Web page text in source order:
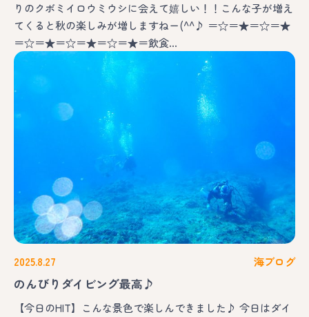
りのクボミイロウミウシに会えて嬉しい！！こんな子が増え
てくると秋の楽しみが増しますねー(^^♪ ＝☆＝★＝☆＝★
＝☆＝★＝☆＝★＝☆＝★＝飲食…
2025.8.27 海ブログ
のんびりダイビング最高♪
【今日のHIT】こんな景色で楽しんできました♪ 今日はダイ